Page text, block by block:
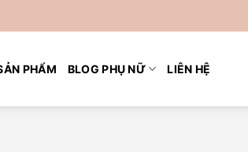
PHẨM BLOG PHỤ NỮ LIÊN HỆ